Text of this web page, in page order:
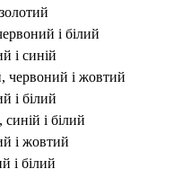
золотий
і білий
і синій
червоний і жовтий
і білий
синій і білий
і жовтий
і білий